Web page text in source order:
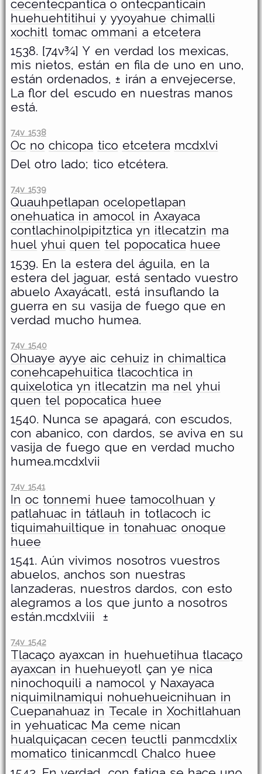
cecentecpantica o ontecpanticain
huehuehtitihui y yyoyahue chimalli
xochitl tomac ommani a etcetera
1538. [74v¾] Y en verdad los mexicas,
mis nietos, están en fila de uno en uno,
están ordenados, ± irán a envejecerse,
La flor del escudo en nuestras manos
está.
74v 1538
Oc no chicopa tico etcetera mcdxlvi
Del otro lado; tico etcétera.
74v 1539
Quauhpetlapan ocelopetlapan
onehuatica in amocol in Axayaca
contlachinolpipitztica yn itlecatzin ma
huel yhui quen tel popocatica huee
1539. En la estera del águila, en la
estera del jaguar, está sentado vuestro
abuelo Axayácatl, está insuflando la
guerra en su vasija de fuego que en
verdad mucho humea.
74v 1540
Ohuaye ayye aic cehuiz in chimaltica
conehcapehuitica tlacochtica in
quixelotica yn itlecatzin ma nel yhui
quen tel popocatica huee
1540. Nunca se apagará, con escudos,
con abanico, con dardos, se aviva en su
vasija de fuego que en verdad mucho
humea.mcdxlvii
74v 1541
In oc tonnemi huee tamocolhuan y
patlahuac in tátlauh in totlacoch ic
tiquimahuiltique in tonahuac onoque
huee
1541. Aún vivimos nosotros vuestros
abuelos, anchos son nuestras
lanzaderas, nuestros dardos, con esto
alegramos a los que junto a nosotros
están.mcdxlviii ±
74v 1542
Tlacaço ayaxcan in huehuetihua tlacaço
ayaxcan in huehueyotl çan ye nica
ninochoquili a namocol y Naxayaca
niquimilnamiqui nohuehueicnihuan in
Cuepanahuaz in Tecale in Xochitlahuan
in yehuaticac Ma ceme nican
hualquiçacan cecen teuctli panmcdxlix
momatico tinicanmcdl Chalco huee